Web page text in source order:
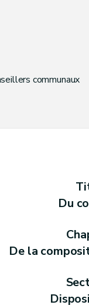
communaux
Du
De la